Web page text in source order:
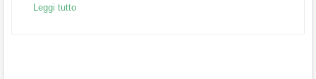
Leggi tutto